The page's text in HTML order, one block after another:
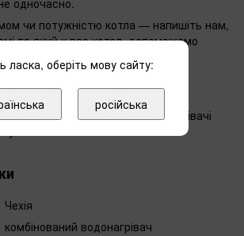
одночасно.
чи потужністю котла — напишіть нам,
та який у вас котел, допоможемо
— чеський завод, водонагрівачі
Чехія
комбінований водонагрівач
ласка, оберіть мову сайту:
російська